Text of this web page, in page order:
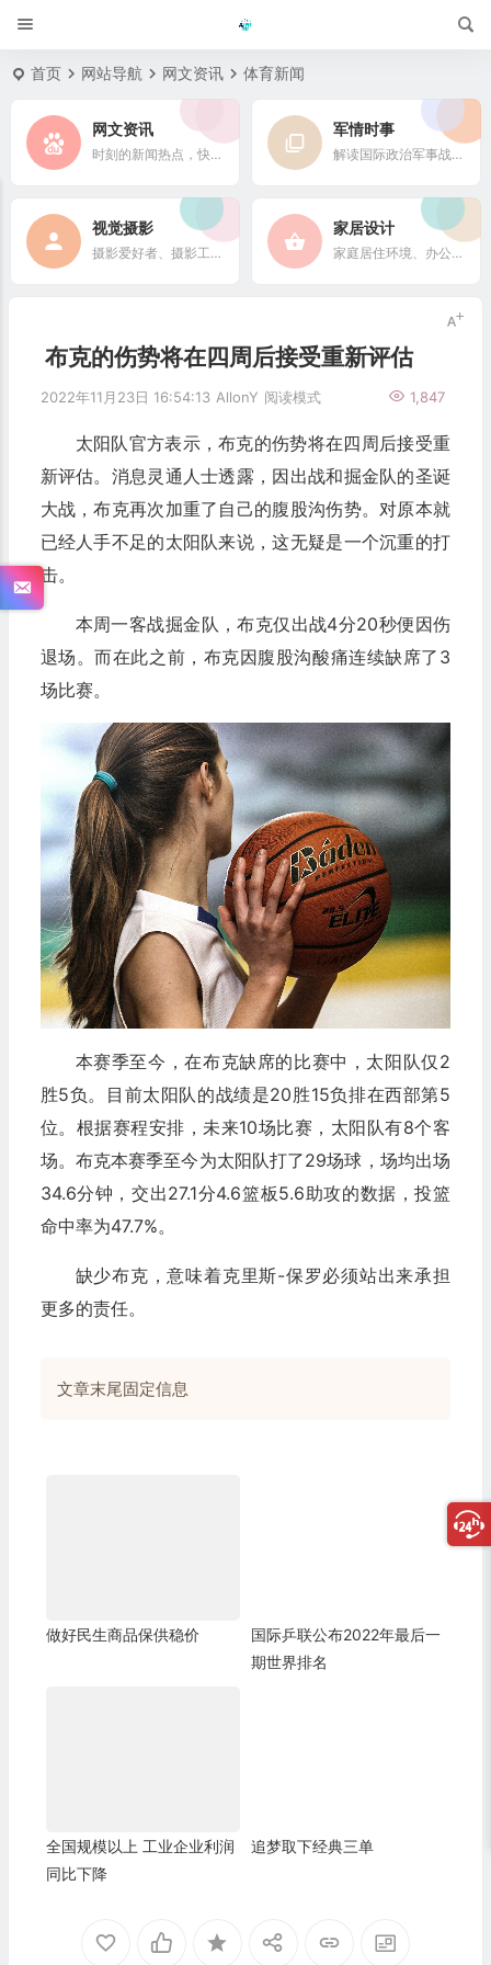
首页 网站导航 网文资讯 体育新闻
网文资讯
时刻的新闻热点，快速了解它们的最新进展
军情时事
解读国际政治军事战略格局
视觉摄影
摄影爱好者、摄影工作者及摄影行业信息
家居设计
家庭居住环境、办公场所、公共空间陈设风格以设计搭配
布克的伤势将在四周后接受重新评估
2022年11月23日 16:54:13 AllonY 1,847
阅读模式
太阳队官方表示，布克的伤势将在四周后接受重
新评估。消息灵通人士透露，因出战和掘金队的圣诞
大战，布克再次加重了自己的腹股沟伤势。对原本就
已经人手不足的太阳队来说，这无疑是一个沉重的打
击。
本周一客战掘金队，布克仅出战4分20秒便因伤
退场。而在此之前，布克因腹股沟酸痛连续缺席了3
场比赛。
本赛季至今，在布克缺席的比赛中，太阳队仅2
胜5负。目前太阳队的战绩是20胜15负排在西部第5
位。根据赛程安排，未来10场比赛，太阳队有8个客
场。布克本赛季至今为太阳队打了29场球，场均出场
34.6分钟，交出27.1分4.6篮板5.6助攻的数据，投篮
命中率为47.7%。
缺少布克，意味着克里斯-保罗必须站出来承担
更多的责任。
文章末尾固定信息
做好民生商品保供稳价
国际乒联公布2022年最后一
期世界排名
全国规模以上 工业企业利润
同比下降
追梦取下经典三单